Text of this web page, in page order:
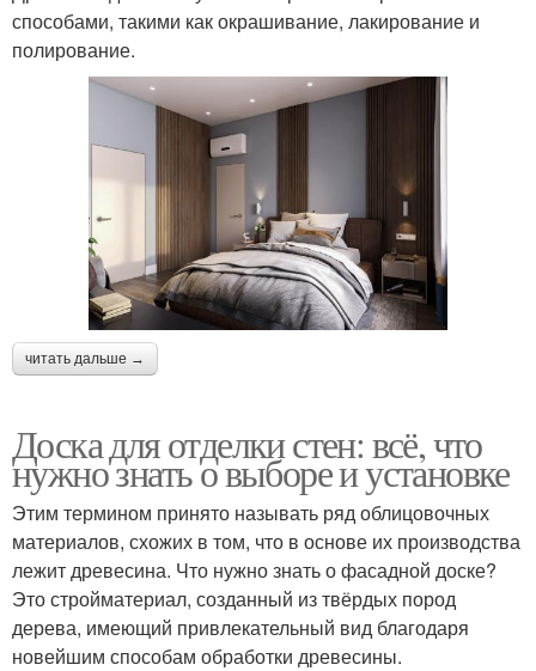
способами, такими как окрашивание, лакирование и
полирование.
читать дальше →
Доска для отделки стен: всё, что
нужно знать о выборе и установке
Этим термином принято называть ряд облицовочных
материалов, схожих в том, что в основе их производства
лежит древесина. Что нужно знать о фасадной доске?
Это стройматериал, созданный из твёрдых пород
дерева, имеющий привлекательный вид благодаря
новейшим способам обработки древесины.